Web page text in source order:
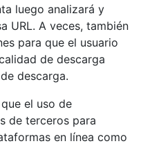
luego analizará y
URL. A veces, también
para que el usuario
de descarga
descarga.
el uso de
de terceros para
en línea como